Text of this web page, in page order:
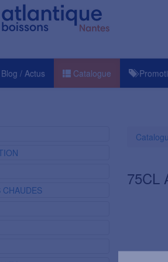
Blog / Actus Catalogue
CHAUDES
75CL